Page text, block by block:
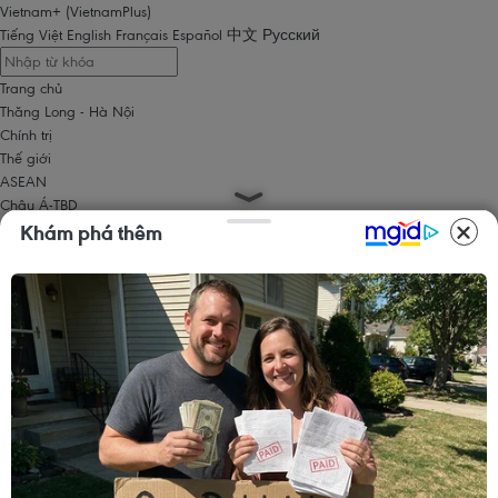
Vietnam+ (VietnamPlus)
Tiếng Việt English Français Español 中文 Русский
Trang chủ
Thăng Long - Hà Nội
Chính trị
Thế giới
ASEAN
Châu Á-TBD
Trung Đông
Châu Mỹ
Châu Phi
Kinh tế
Kinh doanh
Tài chính
Tín dụng nông thôn
Chứng khoán
Bất động sản
Doanh nghiệp
Thông tin doanh nghiệp
Khám phá thêm